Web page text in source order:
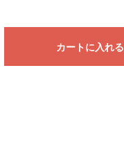
カートに入れる